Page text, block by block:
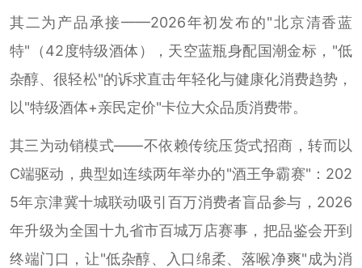
其二为产品承接——2026年初发布的"北京清香蓝
特"（42度特级酒体），天空蓝瓶身配国潮金标，"低
杂醇、很轻松"的诉求直击年轻化与健康化消费趋势，
以"特级酒体+亲民定价"卡位大众品质消费带。
其三为动销模式——不依赖传统压货式招商，转而以
C端驱动，典型如连续两年举办的"酒王争霸赛"：202
5年京津冀十城联动吸引百万消费者盲品参与，2026
年升级为全国十九省市百城万店赛事，把品鉴会开到
终端门口，让"低杂醇、入口绵柔、落喉净爽"成为消